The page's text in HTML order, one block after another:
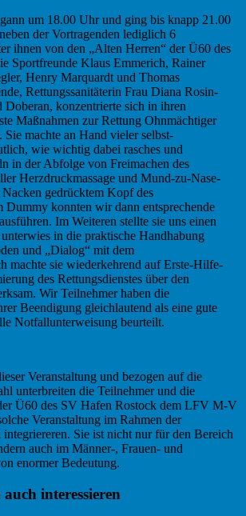
um 18.00 Uhr und ging bis knapp 21.00
der Vortragenden lediglich 6
ihnen von den „Alten Herren“ der Ü60 des
Sportfreunde Klaus Emmerich, Rainer
Henry Marquardt und Thomas
Rettungssanitäterin Frau Diana Rosin-
konzentrierte sich in ihren
Maßnahmen zur Rettung Ohnmächtiger
Sie machte an Hand vieler selbst-
wie wichtig dabei rasches und
in der Abfolge von Freimachen des
Herzdruckmassage und Mund-zu-Nase-
gedrücktem Kopf des
konnten wir dann entsprechende
Im Weiteren stellte sie uns einen
in die praktische Handhabung
und „Dialog“ mit dem
machte sie wiederkehrend auf Erste-Hilfe-
des Rettungsdienstes über den
Wir Teilnehmer haben die
Beendigung gleichlautend als eine gute
Notfallunterweisung beurteilt.
Veranstaltung und bezogen auf die
unterbreiten die Teilnehmer und die
Ü60 des SV Hafen Rostock dem LFV M-V
Veranstaltung im Rahmen der
Sie ist nicht nur für den Bereich
auch im Männer-, Frauen- und
enormer Bedeutung.
interessieren